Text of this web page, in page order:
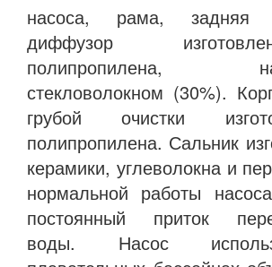
насоса, рама,
диффузор
полипропилена,
стекловолокном (30%).
грубой очистки
полипропилена. Сальник
керамики, углеволокна и
нормальной работы
постоянный приток
воды. Насос